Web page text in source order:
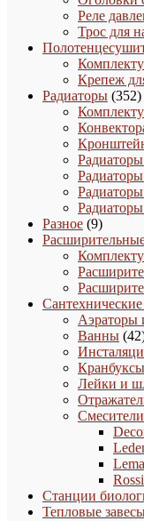
Реле
Трос для
Крепеж
Радиаторы 352
Разное 99
товаров
Аэраторы
Ванны 42
Лейки и
Смесители
Станции
Тепловые